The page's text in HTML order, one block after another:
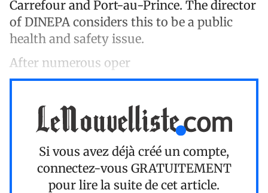
Carrefour and Port-au-Prince. The director
of DINEPA considers this to be a public
health and safety issue.
After numerous oper
Si vous avez déjà créé un compte,
connectez-vous GRATUITEMENT
pour lire la suite de cet article.